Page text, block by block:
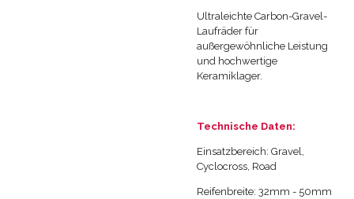
Ultraleichte Carbon-Gravel-
Laufräder für
außergewöhnliche Leistung
und hochwertige
Keramiklager.
Technische Daten:
Einsatzbereich: Gravel,
Cyclocross, Road
Reifenbreite: 32mm - 50mm